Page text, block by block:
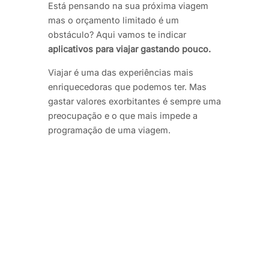
Está pensando na sua próxima viagem
mas o orçamento limitado é um
obstáculo? Aqui vamos te indicar
aplicativos para viajar gastando pouco.
Viajar é uma das experiências mais
enriquecedoras que podemos ter. Mas
gastar valores exorbitantes é sempre uma
preocupação e o que mais impede a
programação de uma viagem.